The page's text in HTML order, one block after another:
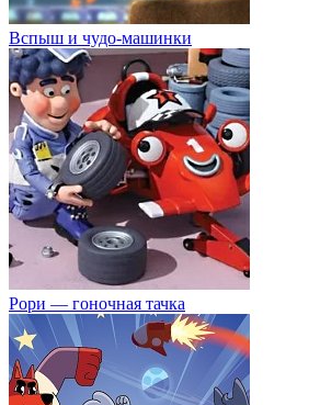
Вспыш и чудо-машинки
Рори — гоночная тачка